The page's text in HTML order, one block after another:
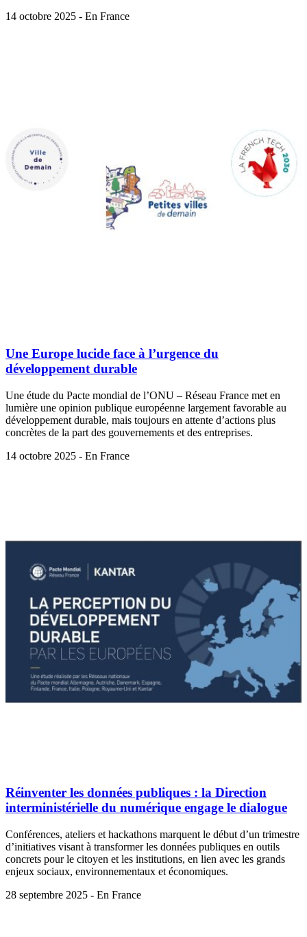
14 octobre 2025 - En France
Une Europe lucide face à l’urgence du
développement durable
Une étude du Pacte mondial de l’ONU – Réseau France met en
lumière une opinion publique européenne largement favorable au
développement durable, mais toujours en attente d’actions plus
concrètes de la part des gouvernements et des entreprises.
14 octobre 2025 - En France
Réinventer les données publiques : la Direction
interministérielle du numérique engage le dialogue
Conférences, ateliers et hackathons marquent le début d’un trimestre
d’initiatives visant à transformer les données publiques en outils
concrets pour le citoyen et les institutions, en lien avec les grands
enjeux sociaux, environnementaux et économiques.
28 septembre 2025 - En France